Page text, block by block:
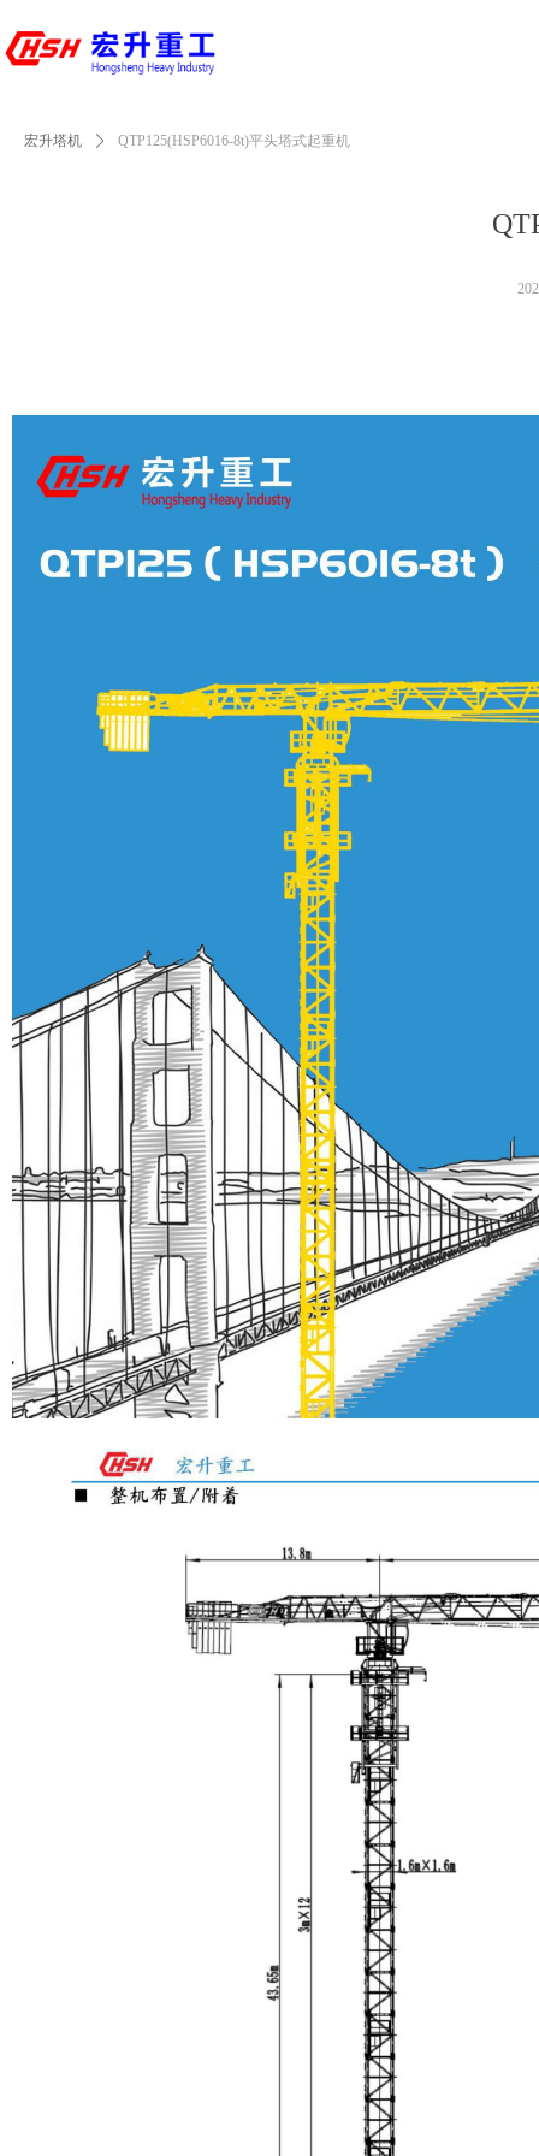
宏升塔机 ꄲ QTP125(HSP6016-8t)平头塔式起重机